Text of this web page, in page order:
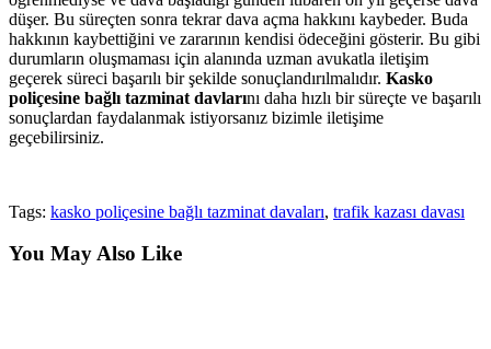
düşer. Bu süreçten sonra tekrar dava açma hakkını kaybeder. Buda
hakkının kaybettiğini ve zararının kendisi ödeceğini gösterir. Bu gibi
durumların oluşmaması için alanında uzman avukatla iletişim
geçerek süreci başarılı bir şekilde sonuçlandırılmalıdır. Kasko
poliçesine bağlı tazminat davlarını daha hızlı bir süreçte ve başarılı
sonuçlardan faydalanmak istiyorsanız bizimle iletişime
geçebilirsiniz.
Tags: kasko poliçesine bağlı tazminat davaları, trafik kazası davası
You May Also Like